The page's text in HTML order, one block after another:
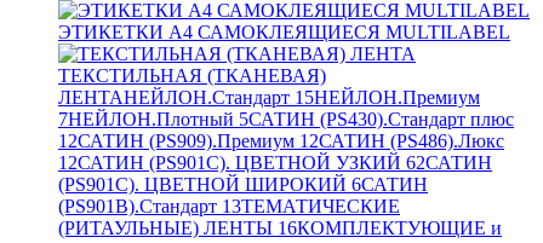
ЭТИКЕТКИ А4 САМОКЛЕЯЩИЕСЯ MULTILABEL
ТЕКСТИЛЬНАЯ (ТКАНЕВАЯ)
ЛЕНТАНЕЙЛОН.Стандарт 15НЕЙЛОН.Премиум
7НЕЙЛОН.Плотный 5САТИН (PS430).Стандарт плюс
12САТИН (PS909).Премиум 12САТИН (PS486).Люкс
12САТИН (PS901C). ЦВЕТНОЙ УЗКИЙ 62САТИН
(PS901C). ЦВЕТНОЙ ШИРОКИЙ 6САТИН
(PS901B).Стандарт 13ТЕМАТИЧЕСКИЕ
(РИТАУЛЬНЫЕ) ЛЕНТЫ 16КОМПЛЕКТУЮЩИЕ и